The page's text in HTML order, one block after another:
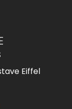
Eiffel